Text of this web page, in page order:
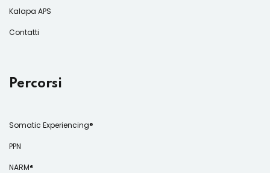
Kalapa APS
Contatti
Percorsi
Somatic Experiencing®
PPN
NARM®